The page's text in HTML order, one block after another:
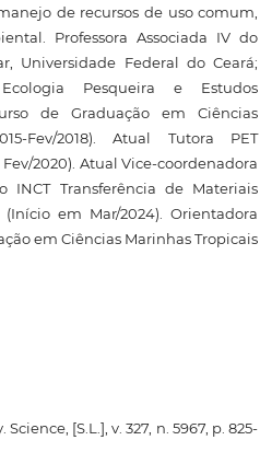
de recursos de uso comum,
Professora Associada IV do
Universidade Federal do Ceará;
Pesqueira e Estudos
de Graduação em Ciências
Fev/2018). Atual Tutora PET
2020). Atual Vice-coordenadora
Transferência de Materiais
em Mar/2024). Orientadora
em Ciências Marinhas Tropicais
[S.L.], v. 327, n. 5967, p. 825-